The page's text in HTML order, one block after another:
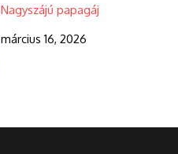
Nagyszájú papagáj
március 16, 2026